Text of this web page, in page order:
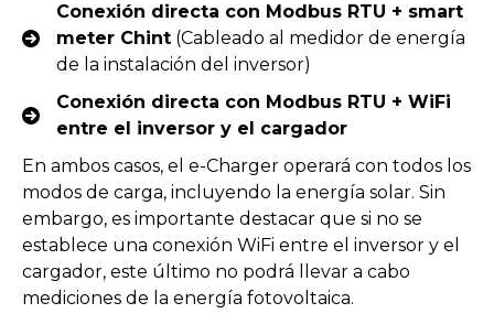
Conexión directa con Modbus RTU + smart
meter Chint (Cableado al medidor de energía
de la instalación del inversor)
Conexión directa con Modbus RTU + WiFi
entre el inversor y el cargador
En ambos casos, el e-Charger operará con todos los
modos de carga, incluyendo la energía solar. Sin
embargo, es importante destacar que si no se
establece una conexión WiFi entre el inversor y el
cargador, este último no podrá llevar a cabo
mediciones de la energía fotovoltaica.